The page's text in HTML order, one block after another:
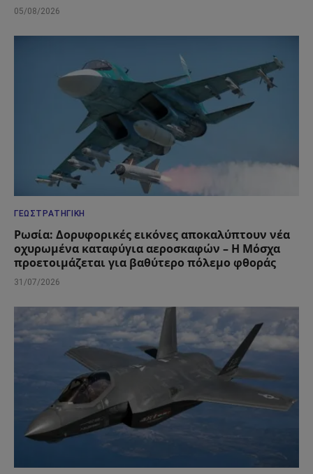
05/08/2026
ΓΕΩΣΤΡΑΤΗΓΙΚΉ
Ρωσία: Δορυφορικές εικόνες αποκαλύπτουν νέα
οχυρωμένα καταφύγια αεροσκαφών – Η Μόσχα
προετοιμάζεται για βαθύτερο πόλεμο φθοράς
31/07/2026